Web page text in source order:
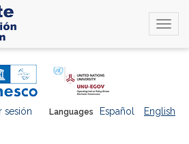
Languages Español English
sesión